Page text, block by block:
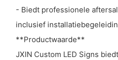
- Biedt professionele
inclusief
**Productwaarde**
JXIN Custom LED Signs